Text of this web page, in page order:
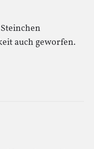
auch geworfen.